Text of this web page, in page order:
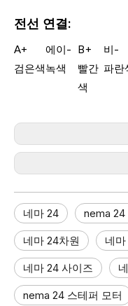
전선 연결:
A+ 에이- B+
비-
검은색녹색
빨간
색
파란
네마 24​ nema 24
네마 24차원​ 네
네마 24 사이즈
nema 24 스테퍼 모터